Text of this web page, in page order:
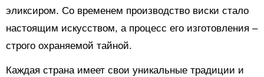
эликсиром. Со временем производство виски стало
настоящим искусством, а процесс его изготовления –
строго охраняемой тайной.
Каждая страна имеет свои уникальные традиции и